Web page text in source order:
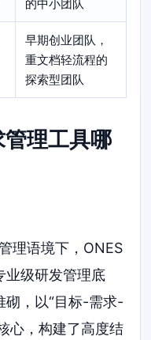
的中小团队
早期创业团队，
重文档轻流程的
探索型团队
理工具哪
理语境下，ONES
业级研发管理底
砌，以“目标-需求-
心，构建了高度结